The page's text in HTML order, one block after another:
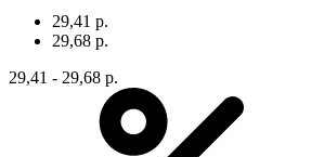
29,41 р.
29,68 р.
29,41 - 29,68 р.